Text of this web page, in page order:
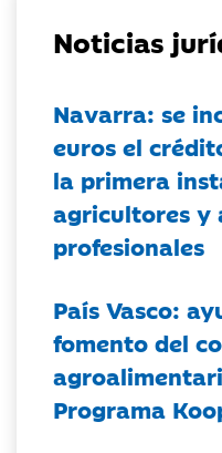
Noticias
Navarra: se
euros el
la primera
agricultores y
profesionales
País Vasco:
fomento del
Programa